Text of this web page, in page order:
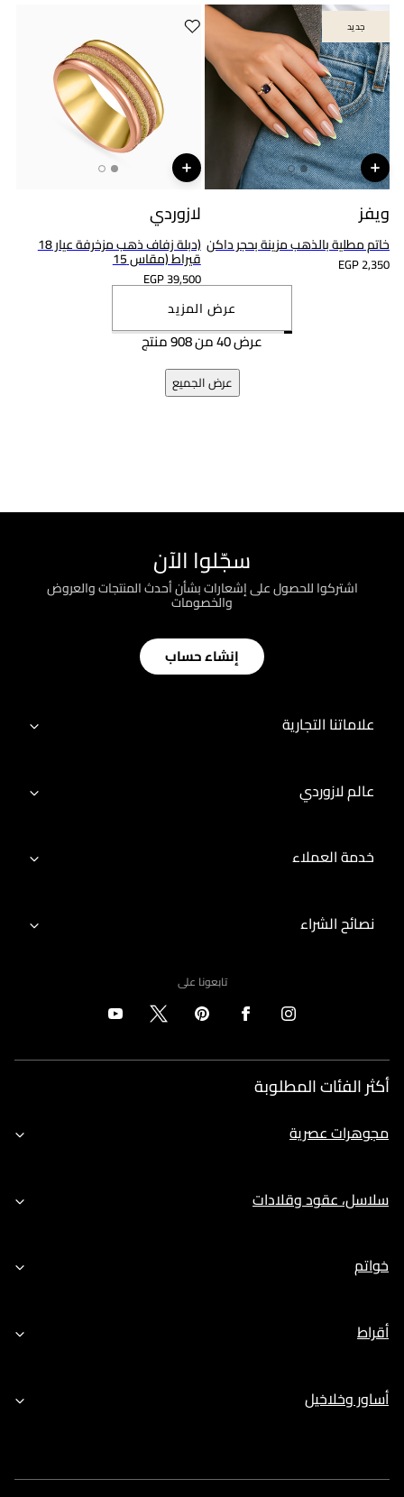
جديد
جديد
ويفز
خاتم مطلية بالذهب مزينة بحجر داكن
EGP 2,350
لازوردي
(دبلة زفاف ذهب مزخرفة عيار 18
قيراط (مقاس 15
EGP 39,500
عرض المزيد
عرض 40 من 908 منتج
عرض الجميع
سجّلوا الآن
اشتركوا للحصول على إشعارات بشأن أحدث المنتجات والعروض
والخصومات
إنشاء حساب
علاماتنا التجارية
عالم لازوردي
خدمة العملاء
نصائح الشراء
تابعونا على
أكثر الفئات المطلوبة
مجوهرات عصرية
سلاسل، عقود وقلادات
خواتم
أقراط
أساور وخلاخيل